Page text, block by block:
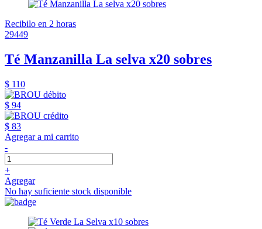
Recibilo en 2 horas
29449
Té Manzanilla La selva x20 sobres
$ 110
$ 94
$ 83
Agregar a mi carrito
-
+
Agregar
No hay suficiente stock disponible